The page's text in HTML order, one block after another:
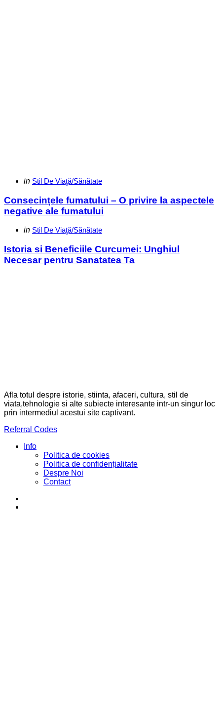
Categories
Posted
in Stil De Viaţă/Sănătate
Consecințele fumatului – O privire la aspectele
negative ale fumatului
Categories
Posted
in Stil De Viaţă/Sănătate
Istoria si Beneficiile Curcumei: Unghiul
Necesar pentru Sanatatea Ta
Afla totul despre istorie, stiinta, afaceri, cultura, stil de
viata,tehnologie si alte subiecte interesante intr-un singur loc
prin intermediul acestui site captivant.
Referral Codes
Info
Politica de cookies
Politica de confidențialitate
Despre Noi
Contact